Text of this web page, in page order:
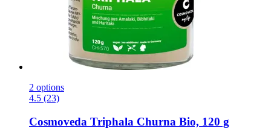
2 options
4.5 (23)
Cosmoveda Triphala Churna Bio, 120 g